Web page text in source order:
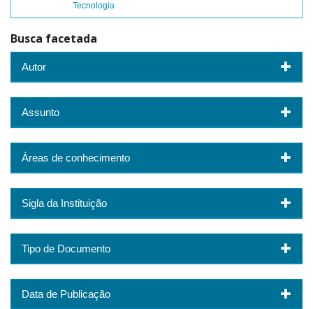
Tecnologia
Busca facetada
Autor
Assunto
Áreas de conhecimento
Sigla da Instituição
Tipo de Documento
Data de Publicação